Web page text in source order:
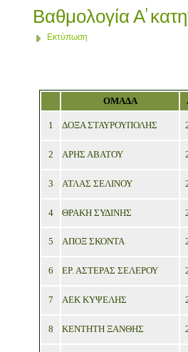
Βαθμολογία Α'
Εκτύπωση
ΟΜΑΔΑ
1 ΔΟΞΑ ΣΤΑΥΡΟΥΠΟΛΗΣ
2 ΑΡΗΣ ΑΒΑΤΟΥ
3 ΑΤΛΑΣ ΣΕΛΙΝΟΥ
4 ΘΡΑΚΗ ΣΥΔΙΝΗΣ
5 ΑΠΟΞ ΣΚΟΝΤΑ
6 ΕΡ. ΑΣΤΕΡΑΣ ΣΕΛΕΡΟΥ
7 ΑΕΚ ΚΥΨΕΛΗΣ
8 ΚΕΝΤΗΤΗ ΞΑΝΘΗΣ